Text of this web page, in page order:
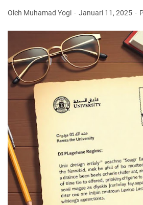
Oleh Muhamad Yogi Januari 11, 2025